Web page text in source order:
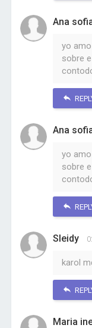
Ana
yo
sobre
Ana
yo
sobre
Sleidy
karol
Maria